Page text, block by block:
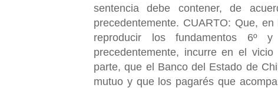
sentencia debe contener, de
precedentemente. CUARTO: Que,
reproducir los fundamentos 6º
precedentemente, incurre en el
parte, que el Banco del Estado de
mutuo y que los pagarés que